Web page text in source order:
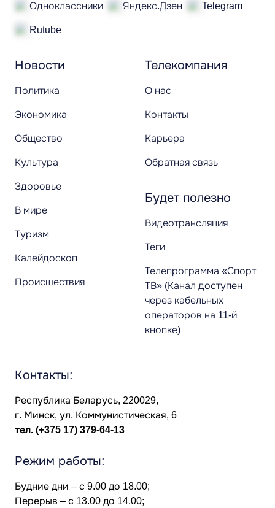
Новости
Политика
Экономика
Общество
Культура
Здоровье
В мире
Туризм
Калейдоскоп
Происшествия
Телекомпания
О нас
Контакты
Карьера
Обратная связь
Будет полезно
Видеотрансляция
Теги
Телепрограмма «Спорт
ТВ» (Канал доступен
через кабельных
операторов на 11-й
кнопке)
Одноклассники Яндекс.Дзен Telegram
Rutube
Контакты:
Республика Беларусь, 220029,
г. Минск, ул. Коммунистическая, 6
тел. (+375 17) 379-64-13
Режим работы:
Будние дни – с 9.00 до 18.00;
Перерыв – с 13.00 до 14.00;